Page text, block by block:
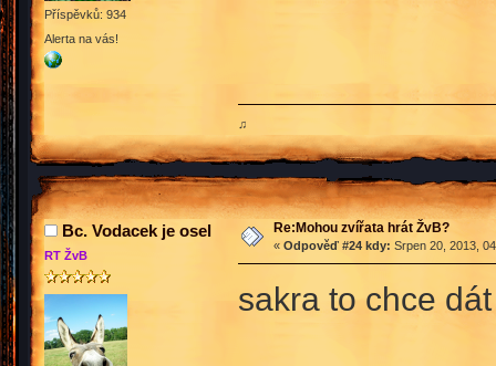
Příspěvků: 934
Alerta na vás!
♫
Bc. Vodacek je osel
RT ŽvB
Re:Mohou zvířata hrát ŽvB?
« Odpověď #24 kdy: Srpen 20, 2013,
sakra to chce